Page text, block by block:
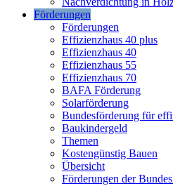
Förderungen
Förderungen
Effizienzhaus 40 plus
Effizienzhaus 40
Effizienzhaus 55
Effizienzhaus 70
BAFA Förderung
Solarförderung
Bundesförderung für
Baukindergeld
Themen
Kostengünstig Bauen
Übersicht
Förderungen der